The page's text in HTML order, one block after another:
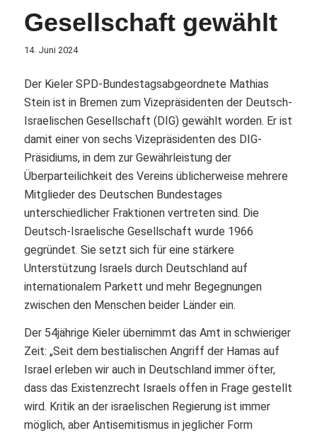
Gesellschaft gewählt
14. Juni 2024
Der Kieler SPD-Bundestagsabgeordnete Mathias
Stein ist in Bremen zum Vizepräsidenten der Deutsch-
Israelischen Gesellschaft (DIG) gewählt worden. Er ist
damit einer von sechs Vizepräsidenten des DIG-
Präsidiums, in dem zur Gewährleistung der
Überparteilichkeit des Vereins üblicherweise mehrere
Mitglieder des Deutschen Bundestages
unterschiedlicher Fraktionen vertreten sind. Die
Deutsch-Israelische Gesellschaft wurde 1966
gegründet. Sie setzt sich für eine stärkere
Unterstützung Israels durch Deutschland auf
internationalem Parkett und mehr Begegnungen
zwischen den Menschen beider Länder ein.
Der 54jährige Kieler übernimmt das Amt in schwieriger
Zeit: „Seit dem bestialischen Angriff der Hamas auf
Israel erleben wir auch in Deutschland immer öfter,
dass das Existenzrecht Israels offen in Frage gestellt
wird. Kritik an der israelischen Regierung ist immer
möglich, aber Antisemitismus in jeglicher Form